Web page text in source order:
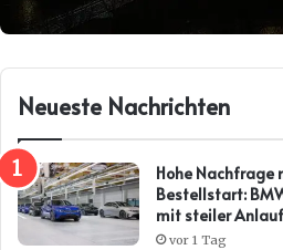
Neueste Nachrichten
Hohe Nachfrage
Bestellstart:
mit steiler
des BMW i3*
vor 1 Tag